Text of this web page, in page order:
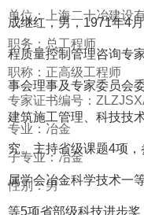
单位：上海二十冶建设
职务：总工程师
职称：正高级工程师
专家证书编号：
专业：冶金
子专业：冶金
性别：男
成继红，男，1971年4
程质量控制管理咨询专
事会理事及专家委员会
建筑施工管理、科技技
究。主持省级课题4项
属学会冶金科学技术一
等5项省部级科技进步奖